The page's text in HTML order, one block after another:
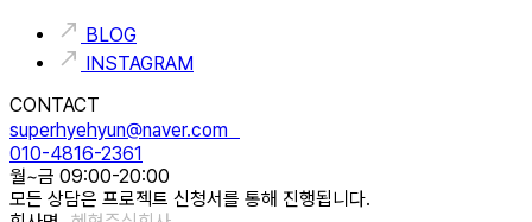
BLOG
INSTAGRAM
CONTACT
superhyehyun@naver.com
010-4816-2361
월~금 09:00-20:00
모든 상담은 프로젝트 신청서를 통해 진행됩니다.